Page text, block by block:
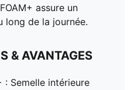
assure un
de la journée.
& AVANTAGES
: Semelle intérieure